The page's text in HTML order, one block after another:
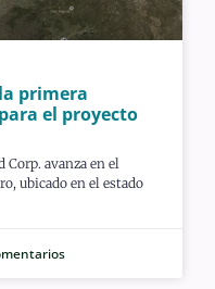
primera
el proyecto
Corp. avanza en el
ubicado en el estado